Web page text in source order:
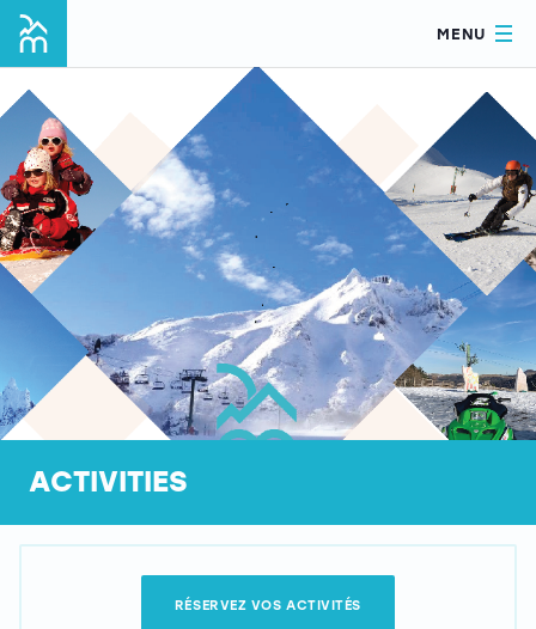
MENU
ACTIVITIES
RÉSERVEZ VOS ACTIVITÉS